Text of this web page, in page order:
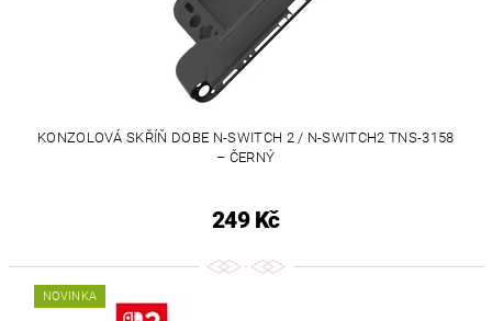
KONZOLOVÁ SKŘÍŇ DOBE N-SWITCH 2 / N-SWITCH2 TNS-3158
– ČERNÝ
249 Kč
NOVINKA